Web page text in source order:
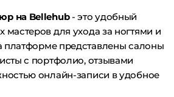
на Bellehub- это удобный
мастеров для ухода за ногтями и
платформе представлены салоны
с портфолио, отзывами
онлайн-записи в удобное